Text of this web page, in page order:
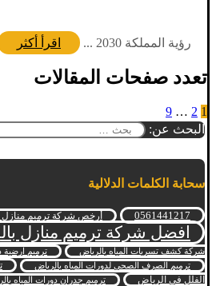
رؤية المملكة 2030 ... اقرأ أكثر
تعدد صفحات المقالات
1
2
…
9
البحث عن:
سحابة الكلمات الدلالية
0561441217 أرخص شركة ترميم منازل
افضل شركة ترميم منازل
شركة كشف تسربات المياه بالرياض
ترميم ارضية
ترميم الصرف الصحي لدورات المياه بالرياض
الفلل في الرياض
ترميم جدران دورات المياه